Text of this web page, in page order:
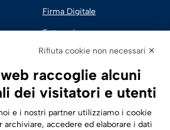
Firma Digitale
Fatturazione
Sicurezza Digitale
Cloud
Rifiuta cookie non necessari ✕
raccoglie alcuni
dei visitatori e utenti
e i nostri partner utilizziamo i cookie
accedere ed elaborare i dati